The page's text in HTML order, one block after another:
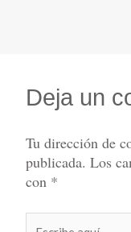
Deja un
Tu dirección de
publicada. Los
con *